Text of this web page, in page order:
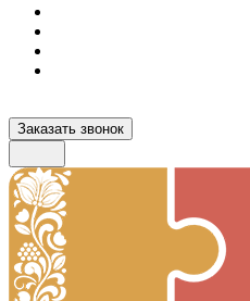
Заказать звонок